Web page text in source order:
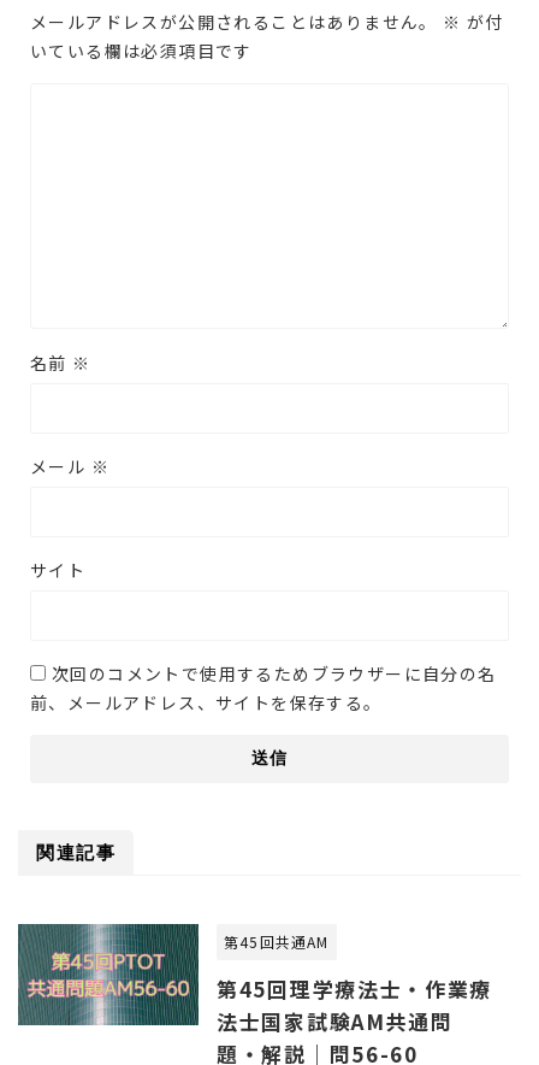
メールアドレスが公開されることはありません。 ※ が付
いている欄は必須項目です
名前 ※
メール ※
サイト
次回のコメントで使用するためブラウザーに自分の名
前、メールアドレス、サイトを保存する。
関連記事
第45回共通AM
第45回理学療法士・作業療
法士国家試験AM共通問
題・解説｜問56-60